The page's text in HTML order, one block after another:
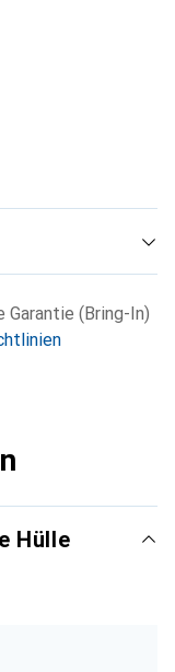
Garantie (Bring-In)
Hülle